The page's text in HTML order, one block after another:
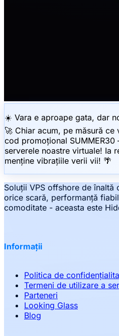
☀️ Vara e aproape gata, dar
🚀 Chiar acum, pe măsură ce
cod promoțional
serverele noastre virtuale! Ia
menține vibrațiile verii vii! 🌴
Soluții VPS offshore de
orice scară, performanță
comoditate - aceasta este
Informații
Politica de
Termeni de utilizare a
Parteneri
Looking Glass
Blog